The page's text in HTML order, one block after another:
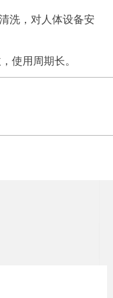
洗，对人体设备安
使用周期长。